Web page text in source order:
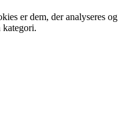
er dem, der analyseres og
kategori.